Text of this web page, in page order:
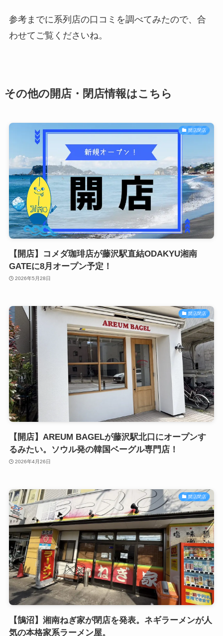
参考までに系列店の口コミを調べてみたので、合
わせてご覧くださいね。
その他の開店・閉店情報はこちら
開店閉店
【開店】コメダ珈琲店が藤沢駅直結ODAKYU湘南
GATEに8月オープン予定！
2026年5月28日
開店閉店
【開店】AREUM BAGELが藤沢駅北口にオープンす
るみたい。ソウル発の韓国ベーグル専門店！
2026年4月26日
開店閉店
【鵠沼】湘南ねぎ家が閉店を発表。ネギラーメンが人
気の本格家系ラーメン屋。